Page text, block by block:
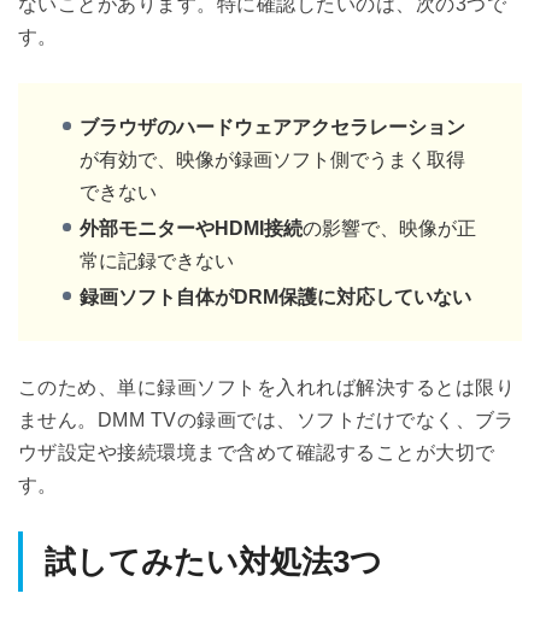
ないことがあります。特に確認したいのは、次の3つで
す。
ブラウザのハードウェアアクセラレーション
が有効で、映像が録画ソフト側でうまく取得
できない
外部モニターやHDMI接続の影響で、映像が正
常に記録できない
録画ソフト自体がDRM保護に対応していない
このため、単に録画ソフトを入れれば解決するとは限り
ません。DMM TVの録画では、ソフトだけでなく、ブラ
ウザ設定や接続環境まで含めて確認することが大切で
す。
試してみたい対処法3つ